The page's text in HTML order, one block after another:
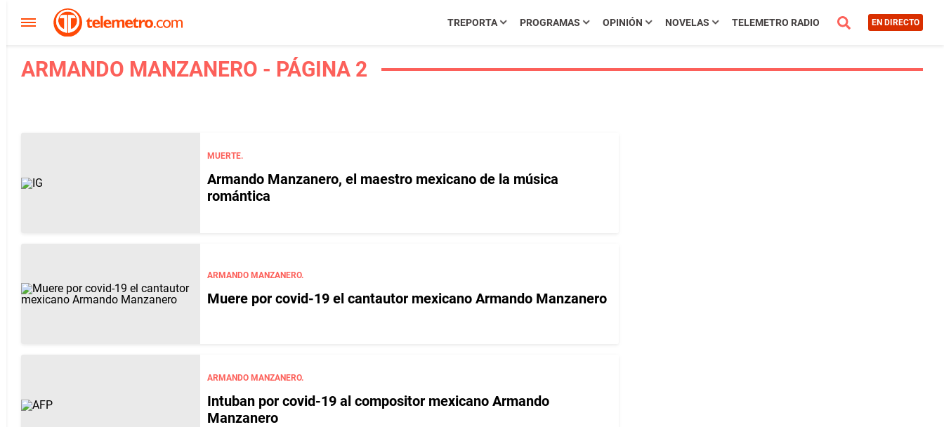
TREPORTA PROGRAMAS OPINIÓN NOVELAS TELEMETRO RADIO EN DIRECTO
ARMANDO MANZANERO - PÁGINA 2
MUERTE.
Armando Manzanero, el maestro mexicano de la música
romántica
ARMANDO MANZANERO.
Muere por covid-19 el cantautor mexicano Armando Manzanero
ARMANDO MANZANERO.
Intuban por covid-19 al compositor mexicano Armando
Manzanero